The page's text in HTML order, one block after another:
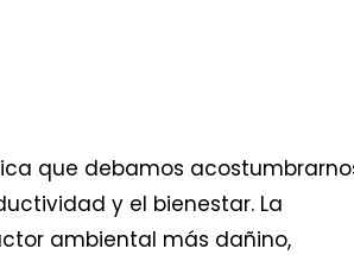
que debamos
y el bienestar. La
ambiental más dañino,